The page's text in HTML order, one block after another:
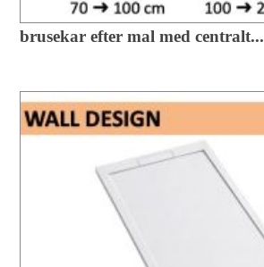
brusekar efter mal med centralt...